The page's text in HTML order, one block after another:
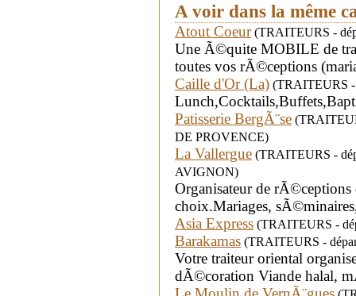
A voir dans la même
Atout Coeur(TRAITEURS -
Une Ã©quite MOBILE de
toutes vos rÃ©ceptions
Caille d'Or (La) (TRAITEURS -
Patisserie BergÃ¨se
DE PROVENCE)
La Vallergue (TRAITEURS -
AVIGNON)
Organisateur de
choix.Mariages,
Asia Express (TRAITEURS -
Barakamas (TRAITEURS -
Votre traiteur oriental
dÃ©coration Viande halal,